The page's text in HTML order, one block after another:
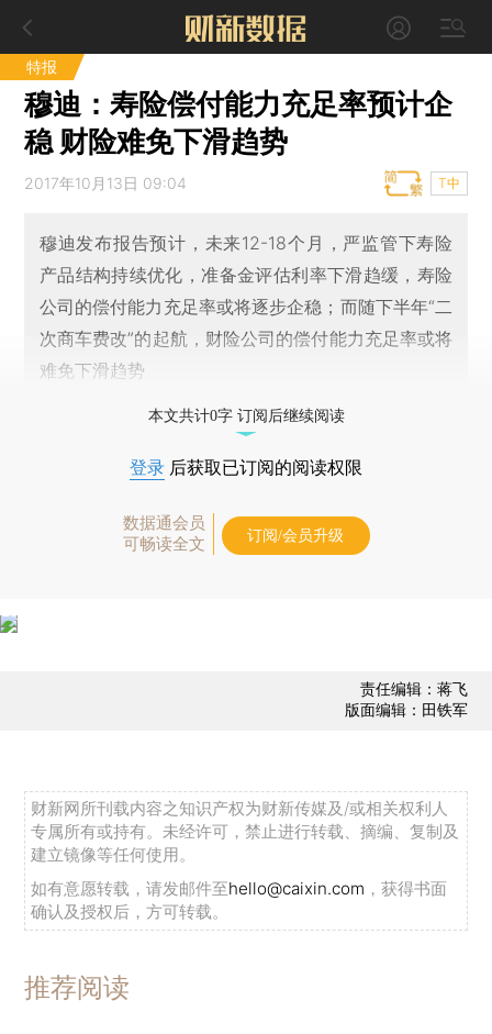
特报
穆迪：寿险偿付能力充足率预计企
稳 财险难免下滑趋势
2017年10月13日 09:04 T中
穆迪发布报告预计，未来12-18个月，严监管下寿险
产品结构持续优化，准备金评估利率下滑趋缓，寿险
公司的偿付能力充足率或将逐步企稳；而随下半年“二
次商车费改”的起航，财险公司的偿付能力充足率或将
难免下滑趋势
本文共计0字 订阅后继续阅读
登录 后获取已订阅的阅读权限
数据通会员
可畅读全文
订阅/会员升级
责任编辑：蒋飞
版面编辑：田铁军
财新网所刊载内容之知识产权为财新传媒及/或相关权利人
专属所有或持有。未经许可，禁止进行转载、摘编、复制及
建立镜像等任何使用。
如有意愿转载，请发邮件至hello@caixin.com ，获得书面
确认及授权后，方可转载。
推荐阅读